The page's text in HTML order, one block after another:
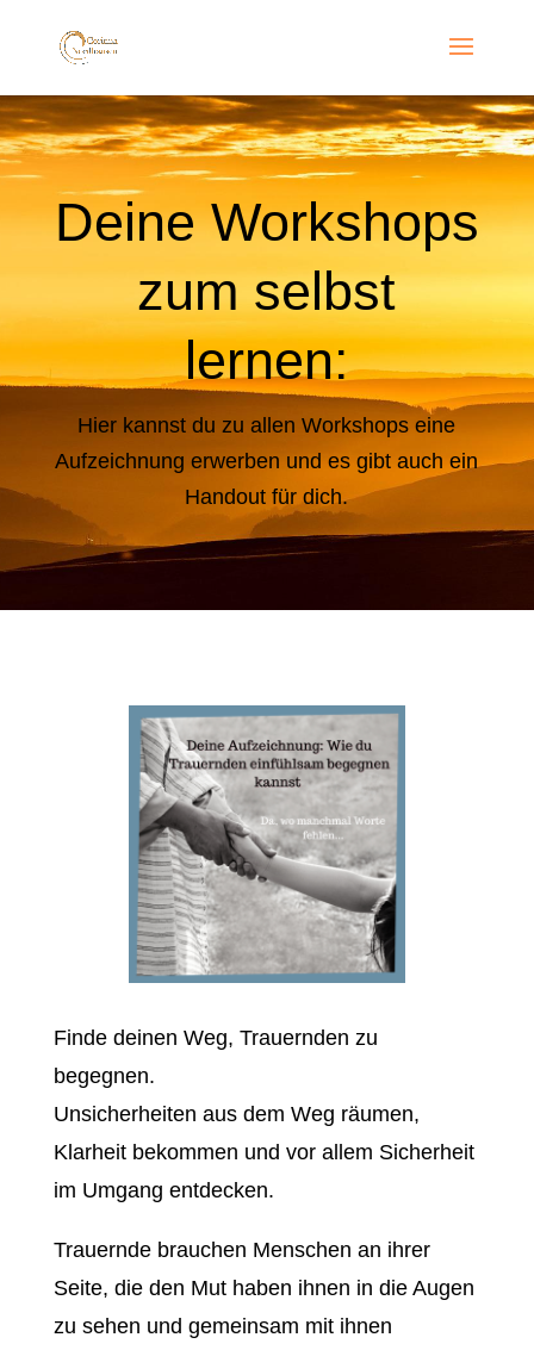
Deine Workshops
zum selbst
lernen:
Hier kannst du zu allen Workshops eine
Aufzeichnung erwerben und es gibt auch ein
Handout für dich.
Finde deinen Weg, Trauernden zu
begegnen.
Unsicherheiten aus dem Weg räumen,
Klarheit bekommen und vor allem Sicherheit
im Umgang entdecken.
Trauernde brauchen Menschen an ihrer
Seite, die den Mut haben ihnen in die Augen
zu sehen und gemeinsam mit ihnen